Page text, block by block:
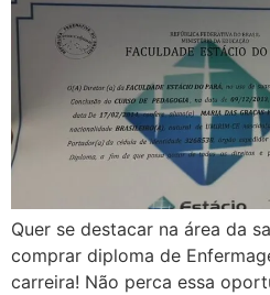
Quer se destacar na área da
comprar diploma de
carreira! Não perca essa